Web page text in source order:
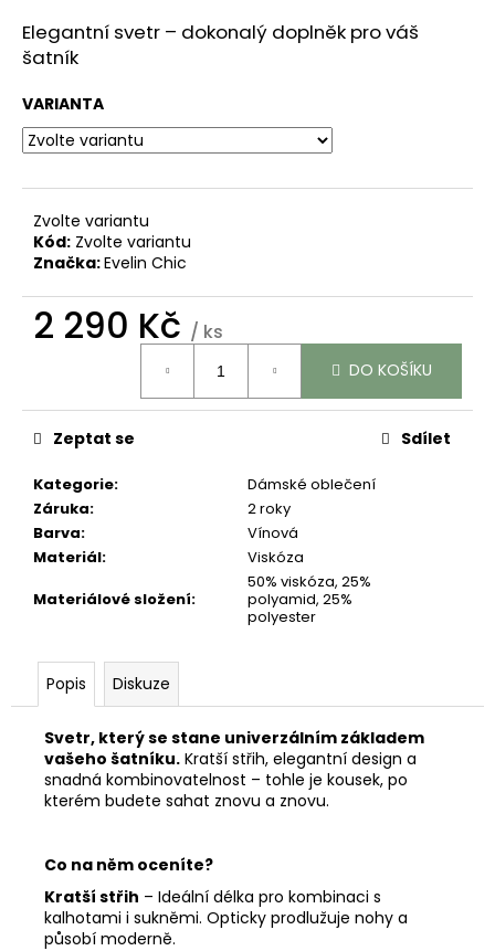
Elegantní svetr – dokonalý doplněk pro váš
šatník
VARIANTA
Zvolte variantu
Kód: Zvolte variantu
Značka:Evelin Chic
2 290 Kč / ks
DO KOŠÍKU
Kategorie:
Dámské oblečení
Záruka:
2 roky
Barva:
Vínová
Materiál:
Viskóza
Materiálové složení:
50% viskóza, 25%
polyamid, 25%
polyester
Zeptat se Sdílet
Popis Diskuze
Svetr, který se stane univerzálním základem
vašeho šatníku. Kratší střih, elegantní design a
snadná kombinovatelnost – tohle je kousek, po
kterém budete sahat znovu a znovu.
Co na něm oceníte?
Kratší střih – Ideální délka pro kombinaci s
kalhotami i sukněmi. Opticky prodlužuje nohy a
působí moderně.
u
j
m
e
BAMBUSOVÉ
TRIKO
"MILA"
KRÁTKÝ
-
KIMONO
STŘIH
190